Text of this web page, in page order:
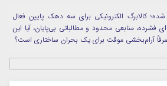
کالابرگ الکترونیکی برای سه دهک پایین فعال
فشرده، منابعی محدود و مطالباتی بی‌پایان، آیا این
آرام‌بخشی موقت برای یک بحران ساختاری است؟